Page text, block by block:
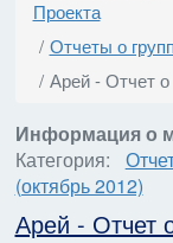
Проекта
Отчеты о
Арей - Отчет
Информация о
Категория:
(октябрь 2012)
Арей - Отчет